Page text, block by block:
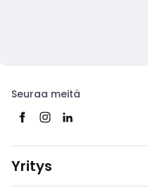
Seuraa meitä
Yritys